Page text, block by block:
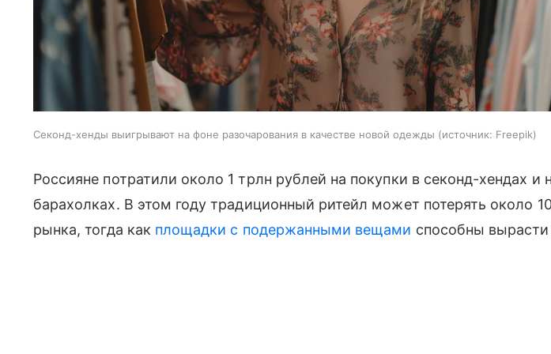
Секонд-хенды выигрывают на фоне разочарования в качестве новой одежды источник: Freepik
Россияне потратили около 1 трлн рублей на покупки в секонд-хендах и
барахолках. В этом году традиционный ритейл может потерять около
рынка, тогда как площадки с подержанными вещами способны вырасти